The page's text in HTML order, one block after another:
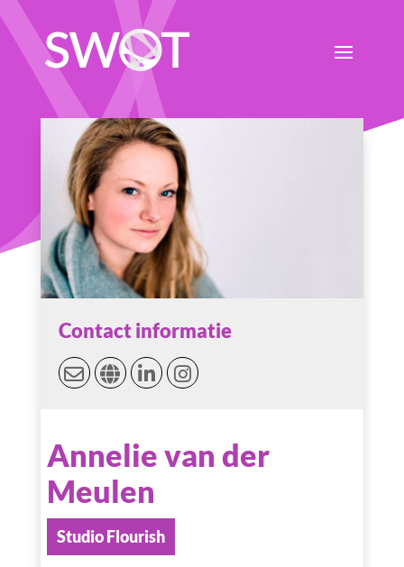
Contact informatie
Annelie van der
Meulen
Studio Flourish